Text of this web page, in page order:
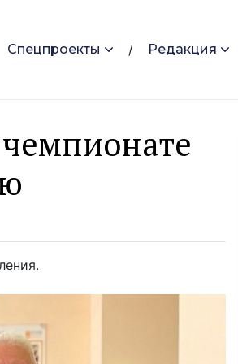
Спецпроекты Редакция